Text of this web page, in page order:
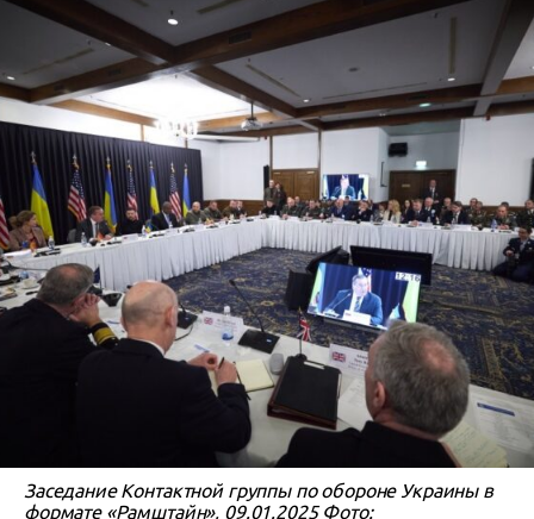
Заседание Контактной группы по обороне Украины в
формате «Рамштайн», 09.01.2025 Фото: